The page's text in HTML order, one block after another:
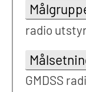
radio
GMDSS